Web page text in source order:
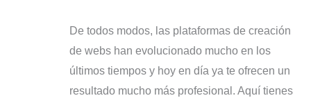
De todos modos, las plataformas de creación
de webs han evolucionado mucho en los
últimos tiempos y hoy en día ya te ofrecen un
resultado mucho más profesional. Aquí tienes